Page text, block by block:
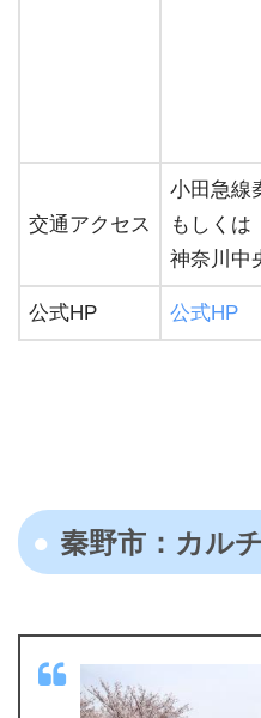
交通アクセス
小田急線
もしくは
神奈川中
公式HP 公式HP
秦野市：カル